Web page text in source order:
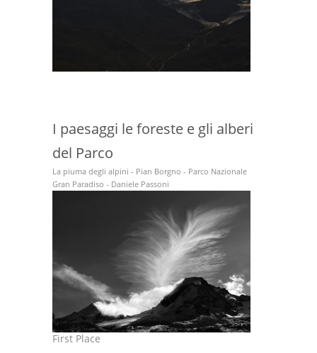
I paesaggi le foreste e gli alberi
del Parco
La piuma degli alpini - Pian Borgno - Parco Nazionale
Gran Paradiso - Daniele Passoni
First Place